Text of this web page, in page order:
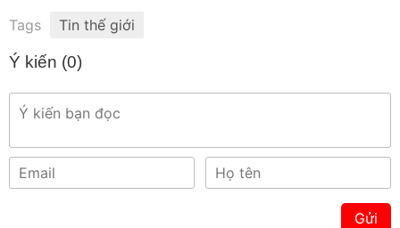
Tags Tin thế giới
Ý kiến (0)
Gửi